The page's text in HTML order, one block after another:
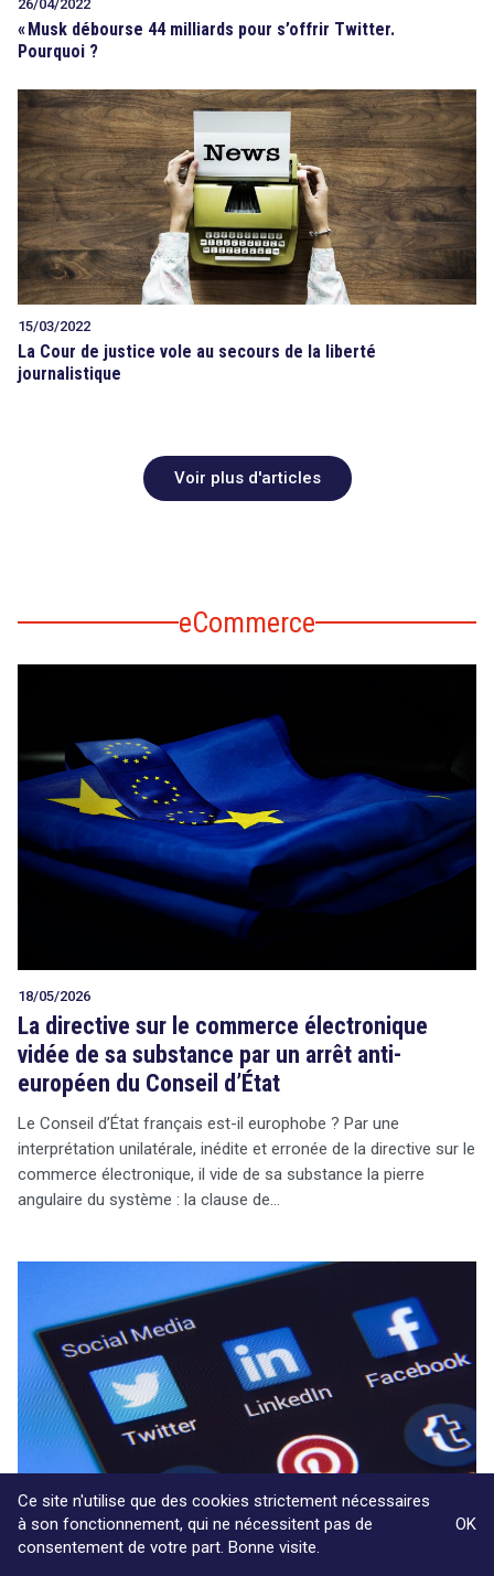
26/04/2022
« Musk débourse 44 milliards pour s’offrir Twitter.
Pourquoi ?
15/03/2022
La Cour de justice vole au secours de la liberté
journalistique
Voir plus d'articles
eCommerce
18/05/2026
La directive sur le commerce électronique
vidée de sa substance par un arrêt anti-
européen du Conseil d’État
Le Conseil d’État français est-il europhobe ? Par une
interprétation unilatérale, inédite et erronée de la directive sur le
commerce électronique, il vide de sa substance la pierre
angulaire du système : la clause de…
Ce site n'utilise que des cookies strictement nécessaires
à son fonctionnement, qui ne nécessitent pas de
consentement de votre part. Bonne visite.
OK